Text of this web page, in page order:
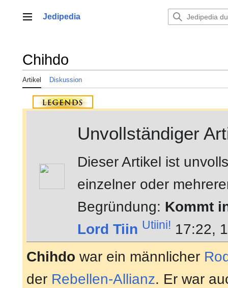
springenHauptmenü
Jedipedia
Chihdo
Artikel Diskussion
Unvollständiger
Dieser Artikel ist
einzelner oder
Begründung: Kommt
Lord Tiin Utiini! 17:22,
Chihdo war ein männlicher
der Rebellen-Allianz. Er war